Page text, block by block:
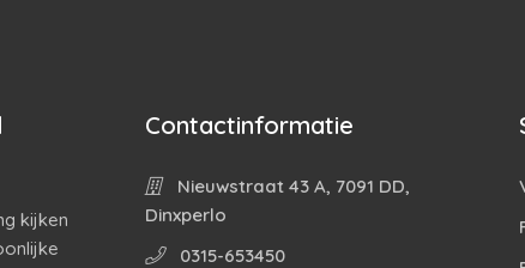
kijken
Contactinformatie
Nieuwstraat 43 A, 7091 DD,
Dinxperlo
0315-653450